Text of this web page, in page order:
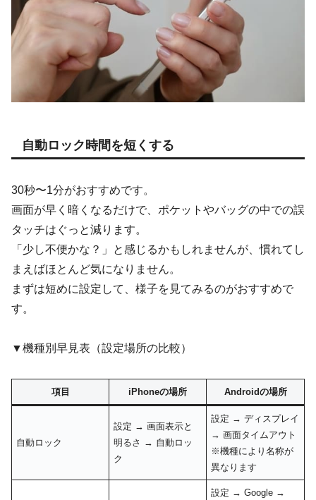
自動ロック時間を短くする
30秒〜1分がおすすめです。
画面が早く暗くなるだけで、ポケットやバッグの中での誤
タッチはぐっと減ります。
「少し不便かな？」と感じるかもしれませんが、慣れてし
まえばほとんど気になりません。
まずは短めに設定して、様子を見てみるのがおすすめで
す。
▼機種別早見表（設定場所の比較）
項目 iPhoneの場所 Androidの場所
自動ロック
設定 → 画面表示と
明るさ → 自動ロッ
ク
設定 → ディスプレイ
→ 画面タイムアウト
※機種により名称が
異なります
設定 → Google →